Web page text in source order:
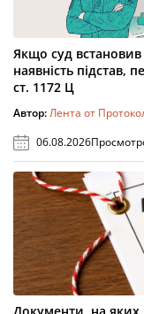
Якщо суд
наявність підстав,
ст. 1172 Ц
Автор:Лента от
06.08.2026